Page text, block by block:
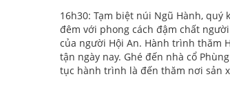
16h30: Tạm biệt núi Ngũ Hành,
đêm với phong cách đậm chất
của người Hội An. Hành trình thăm
tận ngày nay. Ghé đến nhà cổ
tục hành trình là đến thăm nơi sản